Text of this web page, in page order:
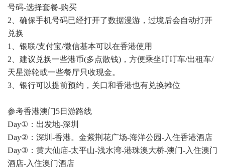
号码-选择套餐-购买
2、确保手机号码已经打开了数据漫游，过境后会自动打开
兑换
1、银联/支付宝/微信基本可以在香港使用
2、建议兑换一些港币(多点散钱)，方便乘坐叮叮车/出租车/
天星游轮或一些餐厅只收现金。
3、银行可以提前预约，关口和香港也有兑换摊位
参考香港澳门5日游路线
Day①：出发地-深圳
Day②：深圳-香港。金紫荆花广场-海洋公园-入住香港酒店
Day③：黄大仙庙-太平山-浅水湾-港珠澳大桥-澳门-入住澳门
酒店-入住澳门酒店